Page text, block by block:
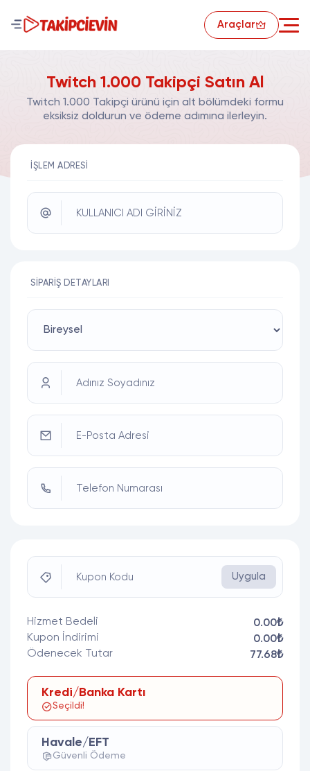
Araçlar
Twitch 1.000 Takipçi Satın Al
Twitch 1.000 Takipçi ürünü için alt bölümdeki formu
eksiksiz doldurun ve ödeme adımına ilerleyin.
İŞLEM ADRESI
KULLANICI ADI GİRİNİZ
SIPARIŞ DETAYLARI
Adınız Soyadınız
E-Posta Adresi
Telefon Numarası
Kupon Kodu Uygula
Hizmet Bedeli
0.00₺
Kupon İndirimi
0.00₺
Ödenecek Tutar
77.68₺
Kredi/Banka Kartı
Seçildi!
Havale/EFT
Güvenli Ödeme